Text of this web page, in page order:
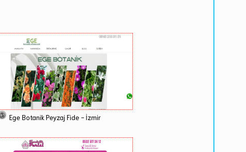
Ege Botanik Peyzaj Fide - İzmir